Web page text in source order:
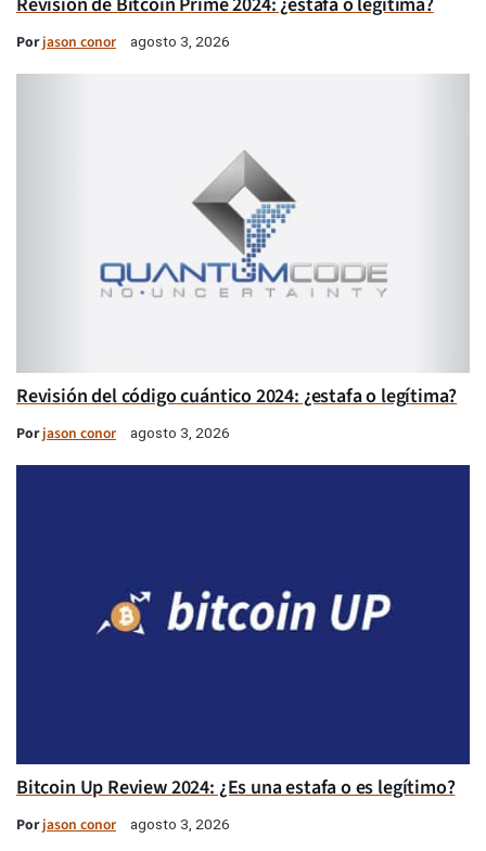
Porjason conor agosto 3, 2026
Revisión del código cuántico 2024: ¿estafa o legítima?
Porjason conor agosto 3, 2026
Bitcoin Up Review 2024: ¿Es una estafa o es legítimo?
Porjason conor agosto 3, 2026